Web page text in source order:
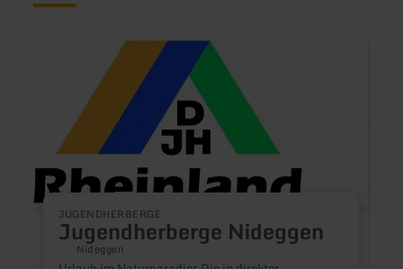
JUGENDHERBERGE
Jugendherberge Nideggen
Nideggen
Jugendherberge
Nideggen